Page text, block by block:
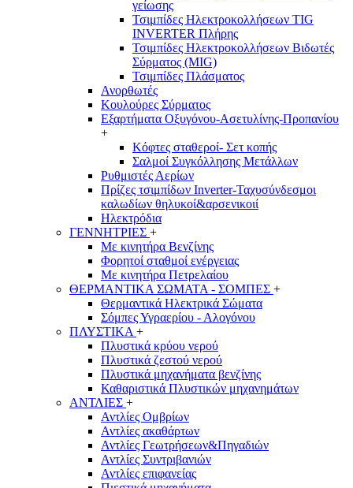
γείωσης
Τσιμπίδες Ηλεκτροκολλήσεων TIG
INVERTER Πλήρης
Τσιμπίδες Ηλεκτροκολλήσεων Βιδωτές
Σύρματος (MIG)
Τσιμπίδες Πλάσματος
Ανορθωτές
Κουλούρες Σύρματος
Εξαρτήματα Οξυγόνου-Ασετυλίνης-Προπανίου
+
Κόφτες σταθεροί- Σετ κοπής
Σαλμοί Συγκόλλησης Μετάλλων
Ρυθμιστές Αερίων
Πρίζες τσιμπίδων Inverter-Ταχυσύνδεσμοι
καλωδίων θηλυκοί&αρσενικοιί
Ηλεκτρόδια
ΓΕΝΝΗΤΡΙΕΣ +
Με κινητήρα Βενζίνης
Φορητοί σταθμοί ενέργειας
Με κινητήρα Πετρελαίου
ΘΕΡΜΑΝΤΙΚΑ ΣΩΜΑΤΑ - ΣΟΜΠΕΣ +
Θερμαντικά Ηλεκτρικά Σώματα
Σόμπες Υγραερίου - Αλογόνου
ΠΛΥΣΤΙΚΑ +
Πλυστικά κρύου νερού
Πλυστικά ζεστού νερού
Πλυστικά μηχανήματα βενζίνης
Καθαριστικά Πλυστικών μηχανημάτων
ΑΝΤΛΙΕΣ +
Αντλίες Ομβρίων
Αντλίες ακαθάρτων
Αντλίες Γεωτρήσεων&Πηγαδιών
Αντλίες Συντριβανιών
Αντλίες επιφανείας